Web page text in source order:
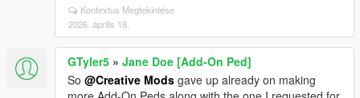
Kontextus Megtekintése
2026. április 18.
GTyler5 » Jane Doe [Add-On Ped]
So @Creative Mods gave up already on making